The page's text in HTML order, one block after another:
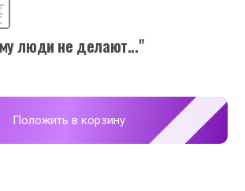
люди не делают..."
Положить в корзину